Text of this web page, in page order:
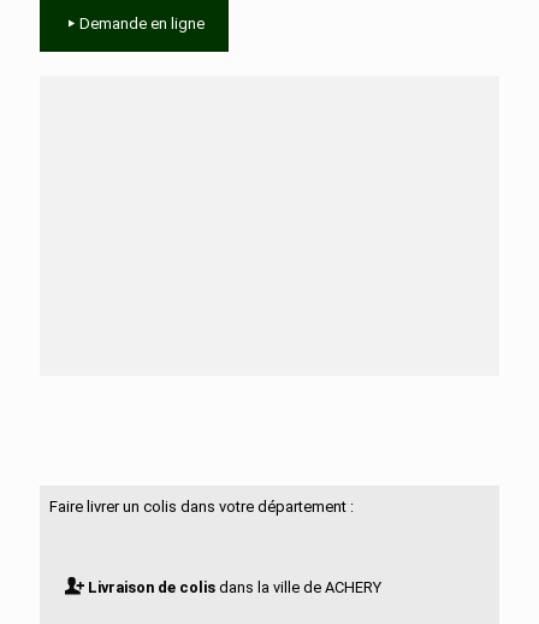
Demande en ligne
Faire livrer un colis dans votre département :
Livraison de colisdans la ville de ACHERY